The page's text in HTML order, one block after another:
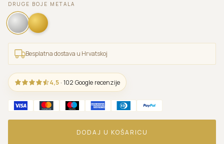
DRUGE BOJE METALA
Besplatna dostava u Hrvatskoj
4,5 · 102 Google recenzije
DODAJ U KOŠARICU